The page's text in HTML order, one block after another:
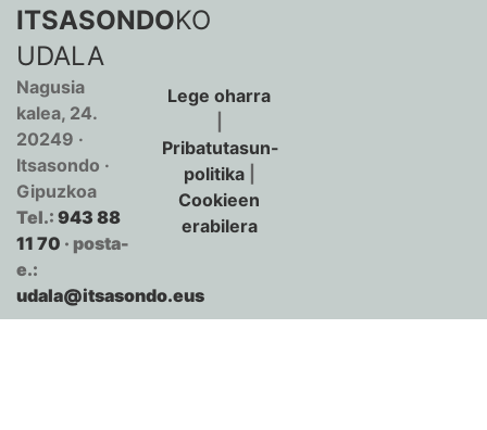
ITSASONDOKO
UDALA
Nagusia
kalea, 24.
20249 ·
Itsasondo ·
Gipuzkoa
Tel.: 943 88
11 70 · posta-
e.:
udala@itsasondo.eus
Lege oharra
Pribatutasun-
politika|
Cookieen
erabilera